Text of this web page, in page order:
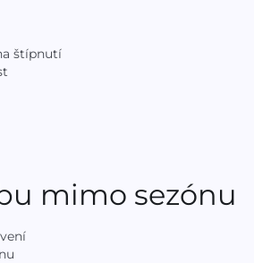
štípnutí
mimo sezónu